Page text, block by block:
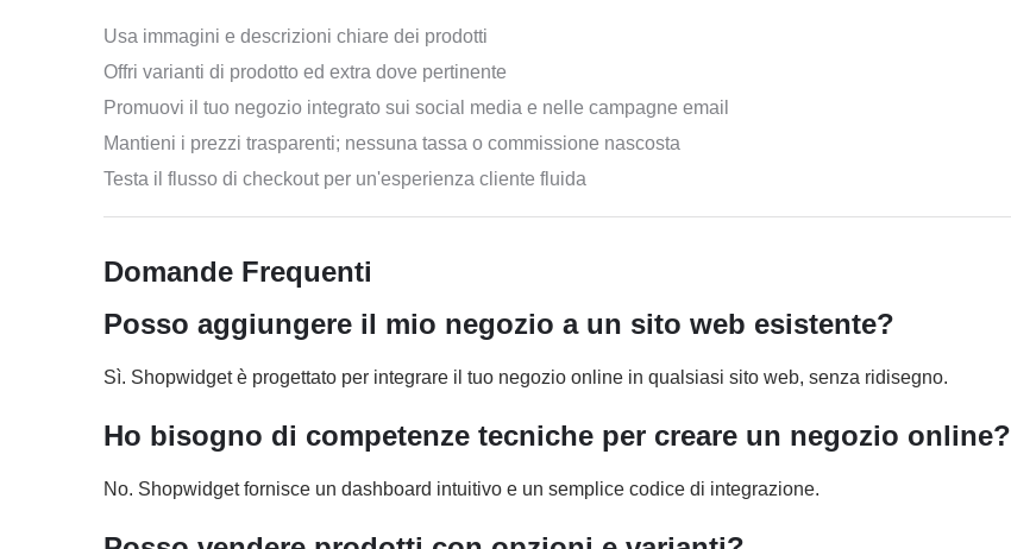
Usa immagini e descrizioni chiare dei prodotti
Offri varianti di prodotto ed extra dove pertinente
Promuovi il tuo negozio integrato sui social media e nelle campagne email
Mantieni i prezzi trasparenti; nessuna tassa o commissione nascosta
Testa il flusso di checkout per un'esperienza cliente fluida
Domande Frequenti
Posso aggiungere il mio negozio a un sito web esistente?
Sì. Shopwidget è progettato per integrare il tuo negozio online in qualsiasi sito web, senza ridisegno.
Ho bisogno di competenze tecniche per creare un negozio online?
No. Shopwidget fornisce un dashboard intuitivo e un semplice codice di integrazione.